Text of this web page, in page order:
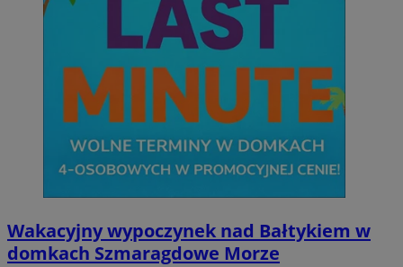
Wakacyjny wypoczynek nad Bałtykiem w
domkach Szmaragdowe Morze